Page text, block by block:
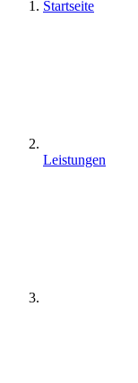
Startseite
Leistungen